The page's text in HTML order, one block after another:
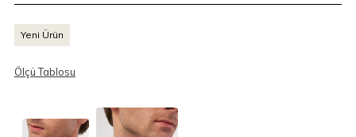
Yeni Ürün
Ölçü Tablosu